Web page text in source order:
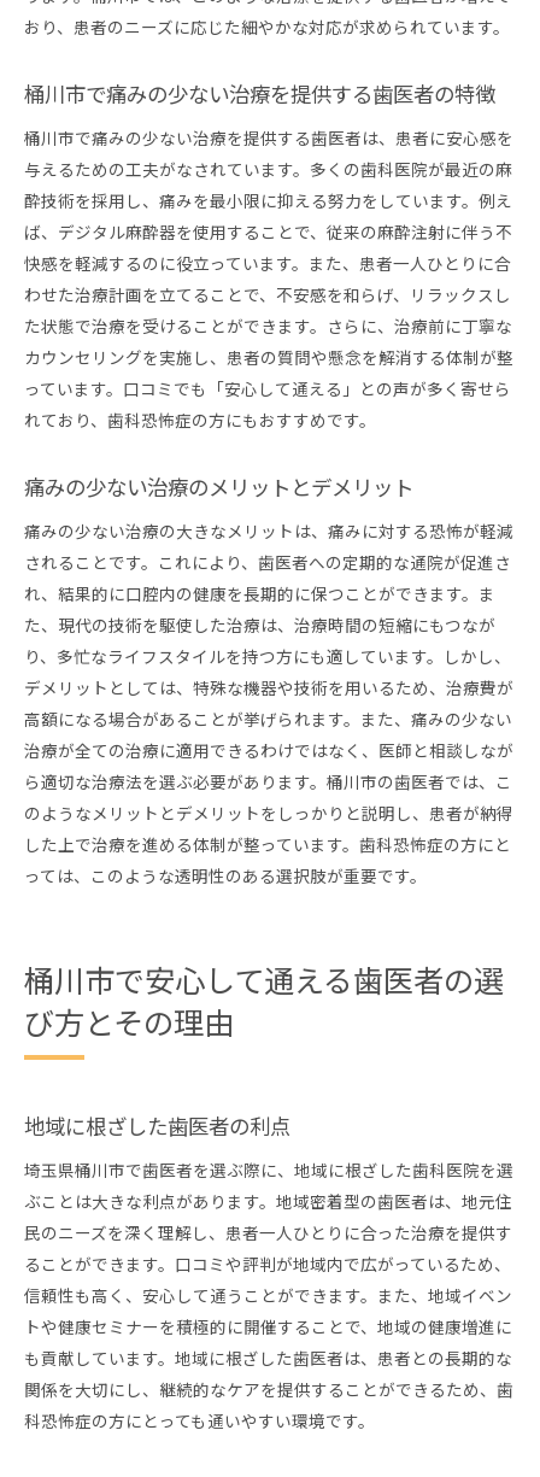
おり、患者のニーズに応じた細やかな対応が求められています。
桶川市で痛みの少ない治療を提供する歯医者の特徴
桶川市で痛みの少ない治療を提供する歯医者は、患者に安心感を
与えるための工夫がなされています。多くの歯科医院が最近の麻
酔技術を採用し、痛みを最小限に抑える努力をしています。例え
ば、デジタル麻酔器を使用することで、従来の麻酔注射に伴う不
快感を軽減するのに役立っています。また、患者一人ひとりに合
わせた治療計画を立てることで、不安感を和らげ、リラックスし
た状態で治療を受けることができます。さらに、治療前に丁寧な
カウンセリングを実施し、患者の質問や懸念を解消する体制が整
っています。口コミでも「安心して通える」との声が多く寄せら
れており、歯科恐怖症の方にもおすすめです。
痛みの少ない治療のメリットとデメリット
痛みの少ない治療の大きなメリットは、痛みに対する恐怖が軽減
されることです。これにより、歯医者への定期的な通院が促進さ
れ、結果的に口腔内の健康を長期的に保つことができます。ま
た、現代の技術を駆使した治療は、治療時間の短縮にもつなが
り、多忙なライフスタイルを持つ方にも適しています。しかし、
デメリットとしては、特殊な機器や技術を用いるため、治療費が
高額になる場合があることが挙げられます。また、痛みの少ない
治療が全ての治療に適用できるわけではなく、医師と相談しなが
ら適切な治療法を選ぶ必要があります。桶川市の歯医者では、こ
のようなメリットとデメリットをしっかりと説明し、患者が納得
した上で治療を進める体制が整っています。歯科恐怖症の方にと
っては、このような透明性のある選択肢が重要です。
桶川市で安心して通える歯医者の選
び方とその理由
地域に根ざした歯医者の利点
埼玉県桶川市で歯医者を選ぶ際に、地域に根ざした歯科医院を選
ぶことは大きな利点があります。地域密着型の歯医者は、地元住
民のニーズを深く理解し、患者一人ひとりに合った治療を提供す
ることができます。口コミや評判が地域内で広がっているため、
信頼性も高く、安心して通うことができます。また、地域イベン
トや健康セミナーを積極的に開催することで、地域の健康増進に
も貢献しています。地域に根ざした歯医者は、患者との長期的な
関係を大切にし、継続的なケアを提供することができるため、歯
科恐怖症の方にとっても通いやすい環境です。